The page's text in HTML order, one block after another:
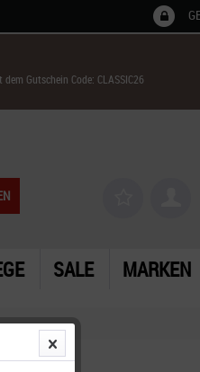
Gutschein Code: CLASSIC26
SALE MARKEN